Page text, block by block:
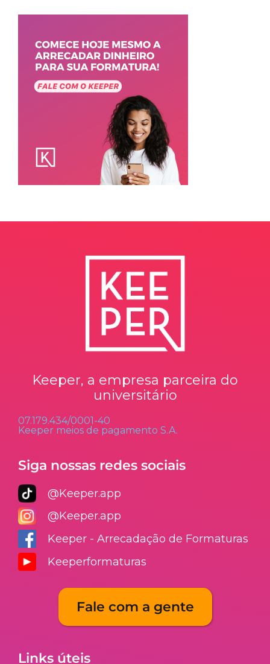
Keeper, a empresa parceira do
universitário
07.179.434/0001-40
Keeper meios de pagamento S.A.
Siga nossas redes sociais
@Keeper.app
@Keeper.app
Keeper - Arrecadação de Formaturas
Keeperformaturas
Fale com a gente
Links úteis